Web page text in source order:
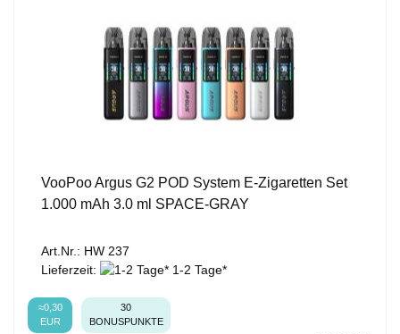
VooPoo Argus G2 POD System E-Zigaretten Set
1.000 mAh 3.0 ml SPACE-GRAY
Art.Nr.: HW 237
Lieferzeit:
1-2 Tage*
30
BONUSPUNKTE
≈0,30
EUR